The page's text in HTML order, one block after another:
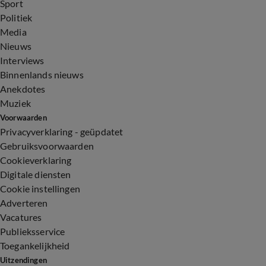
Sport
Politiek
Media
Nieuws
Interviews
Binnenlands nieuws
Anekdotes
Muziek
Voorwaarden
Privacyverklaring - geüpdatet
Gebruiksvoorwaarden
Cookieverklaring
Digitale diensten
Cookie instellingen
Adverteren
Vacatures
Publieksservice
Toegankelijkheid
Uitzendingen